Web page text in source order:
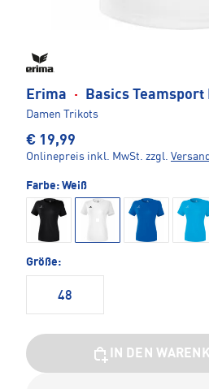
Erima · Basics
Damen Trikots
€ 19,99
Onlinepreis inkl. MwSt. zzgl.
Farbe: Weiß
Größe:
48
IN DEN